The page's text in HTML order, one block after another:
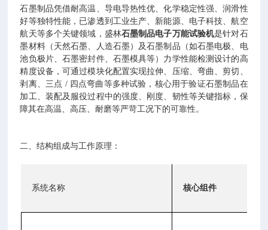
石墨制品凭借耐高温、导电导热性优、化学稳定性强、润滑性
好等独特性能，已渗透到工业生产、新能源、电子科技、航空
航天等多个关键领域，盛林石墨制品电子万能试验机是针对石
墨材料（天然石墨、人造石墨）及石墨制品（如石墨电极、电
池负极片、石墨密封件、石墨模具等）力学性能检测设计的高
精度设备，可通过模块化配置实现拉伸、压缩、弯曲、剪切、
剥离、三点 / 四点弯曲等多种试验，核心用于验证石墨制品在
加工、装配及服役过程中的强度、刚度、韧性等关键指标，保
障其在高温、高压、耐磨等严苛工况下的可靠性。
二、结构组成与工作原理：
系统名称 核心组件